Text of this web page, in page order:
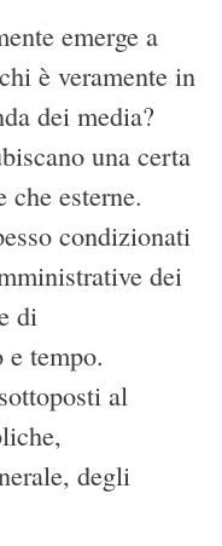
emerge a
è veramente in
dei media?
una certa
che esterne.
condizionati
dei
di
tempo.
al
degli